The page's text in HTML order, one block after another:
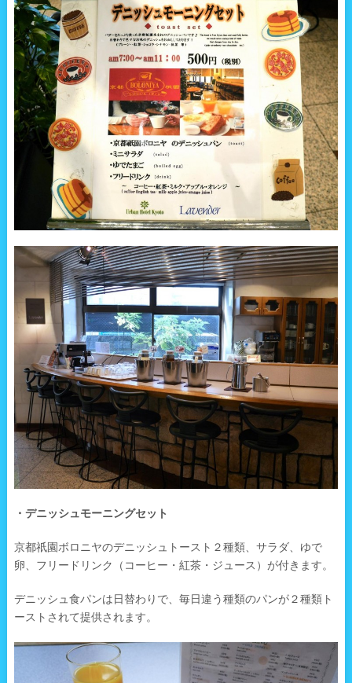
・デニッシュモーニングセット
京都祇園ボロニヤのデニッシュトースト２種類、サラダ、ゆで
卵、フリードリンク（コーヒー・紅茶・ジュース）が付きます。
デニッシュ食パンは日替わりで、毎日違う種類のパンが２種類ト
ーストされて提供されます。